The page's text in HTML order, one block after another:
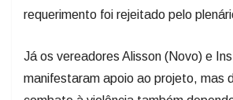
requerimento foi rejeitado pelo
Já os vereadores Alisson (Novo) e
manifestaram apoio ao projeto, mas